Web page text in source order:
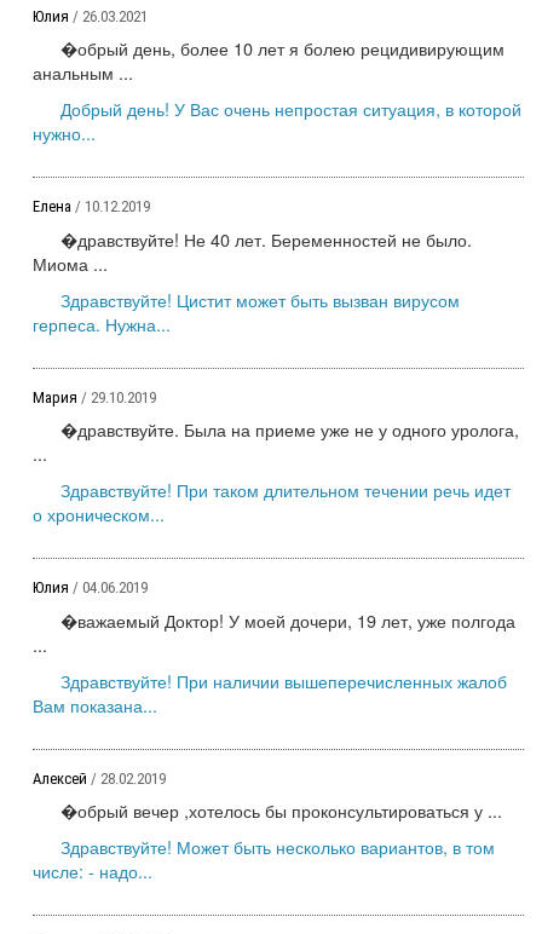
Юлия / 26.03.2021
�обрый день, более 10 лет я болею рецидивирующим
анальным ...
Добрый день! У Вас очень непростая ситуация, в которой
нужно...
Елена / 10.12.2019
�дравствуйте! Не 40 лет. Беременностей не было.
Миома ...
Здравствуйте! Цистит может быть вызван вирусом
герпеса. Нужна...
Мария / 29.10.2019
�дравствуйте. Была на приеме уже не у одного уролога,
...
Здравствуйте! При таком длительном течении речь идет
о хроническом...
Юлия / 04.06.2019
�важаемый Доктор! У моей дочери, 19 лет, уже полгода
...
Здравствуйте! При наличии вышеперечисленных жалоб
Вам показана...
Алексей / 28.02.2019
�обрый вечер ,хотелось бы проконсультироваться у ...
Здравствуйте! Может быть несколько вариантов, в том
числе: - надо...